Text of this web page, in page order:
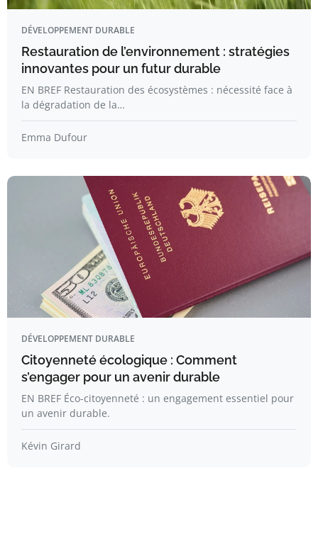
DÉVELOPPEMENT DURABLE
Restauration de l’environnement : stratégies
innovantes pour un futur durable
EN BREF Restauration des écosystèmes : nécessité face à
la dégradation de la…
Emma Dufour
DÉVELOPPEMENT DURABLE
Citoyenneté écologique : Comment
s’engager pour un avenir durable
EN BREF Éco-citoyenneté : un engagement essentiel pour
un avenir durable.
Kévin Girard